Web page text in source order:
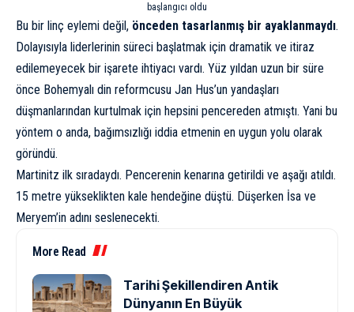
başlangıcı oldu
Bu bir linç eylemi değil, önceden tasarlanmış bir ayaklanmaydı.
Dolayısıyla liderlerinin süreci başlatmak için dramatik ve itiraz
edilemeyecek bir işarete ihtiyacı vardı. Yüz yıldan uzun bir süre
önce Bohemyalı din reformcusu Jan Hus’un yandaşları
düşmanlarından kurtulmak için hepsini pencereden atmıştı. Yani bu
yöntem o anda, bağımsızlığı iddia etmenin en uygun yolu olarak
göründü.
Martinitz ilk sıradaydı. Pencerenin kenarına getirildi ve aşağı atıldı.
15 metre yükseklikten kale hendeğine düştü. Düşerken İsa ve
Meryem’in adını seslenecekti.
More Read
Tarihi Şekillendiren Antik
Dünyanın En Büyük